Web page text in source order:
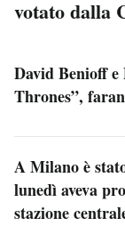
votato dalla
David Benioff
Thrones”,
A Milano è
lunedì aveva
stazione